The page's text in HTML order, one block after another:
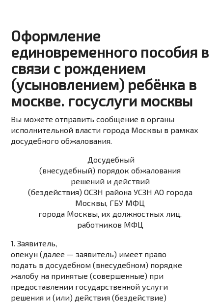
Оформление
единовременного пособия в
связи с рождением
(усыновлением) ребёнка в
москве. госуслуги москвы
Вы можетеотправить сообщение в органы
исполнительной власти города Москвы в рамках
досудебного обжалования.
Досудебный
(внесудебный) порядок обжалования
решений и действий
(бездействия) ОСЗН района УСЗН АО города
Москвы, ГБУ МФЦ
города Москвы, их должностных лиц,
работников МФЦ
1. Заявитель,
опекун (далее — заявитель) имеет право
подать в досудебном (внесудебном) порядке
жалобу на принятые (совершенные) при
предоставлении государственной услуги
решения и (или) действия (бездействие)